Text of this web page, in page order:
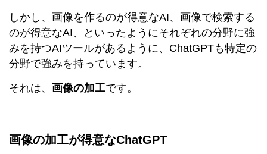
しかし、画像を作るのが得意なAI、画像で検索する
のが得意なAI、といったようにそれぞれの分野に強
みを持つAIツールがあるように、ChatGPTも特定の
分野で強みを持っています。
それは、 画像の加工です。
画像の加工が得意なChatGPT